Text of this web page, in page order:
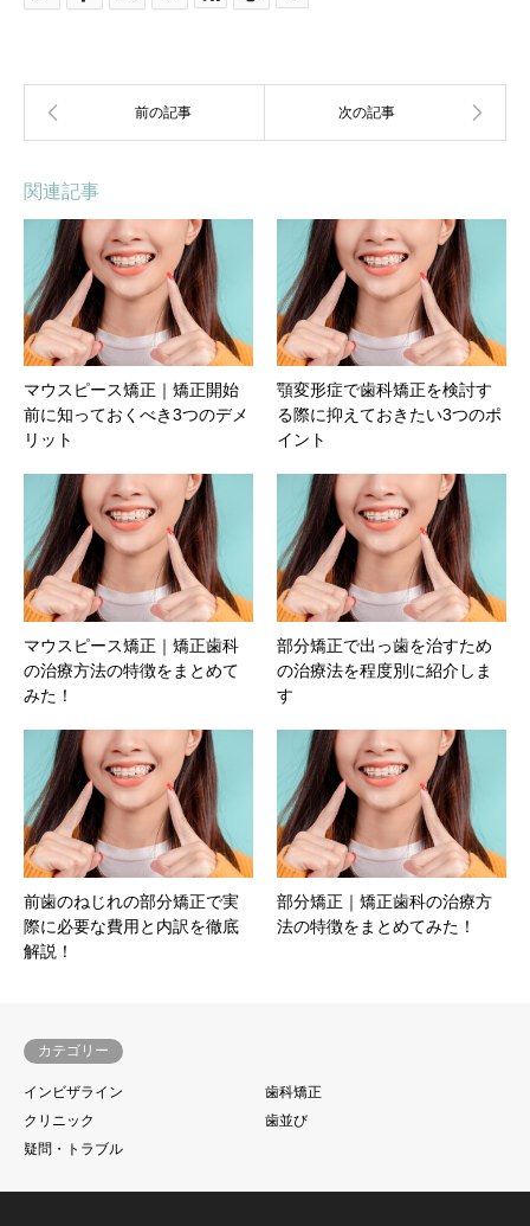
関連記事
マウスピース矯正｜矯正開始
前に知っておくべき3つのデメ
リット
顎変形症で歯科矯正を検討す
る際に抑えておきたい3つのポ
イント
マウスピース矯正｜矯正歯科
の治療方法の特徴をまとめて
みた！
部分矯正で出っ歯を治すため
の治療法を程度別に紹介しま
す
前歯のねじれの部分矯正で実
際に必要な費用と内訳を徹底
解説！
部分矯正｜矯正歯科の治療方
法の特徴をまとめてみた！
カテゴリー
インビザライン
歯科矯正
クリニック
歯並び
疑問・トラブル